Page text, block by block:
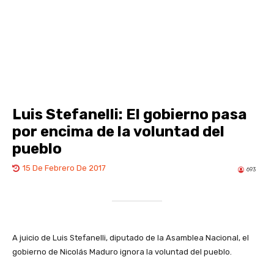
Luis Stefanelli: El gobierno pasa
por encima de la voluntad del
pueblo
15 De Febrero De 2017 693
A juicio de Luis Stefanelli, diputado de la Asamblea Nacional, el
gobierno de Nicolás Maduro ignora la voluntad del pueblo.